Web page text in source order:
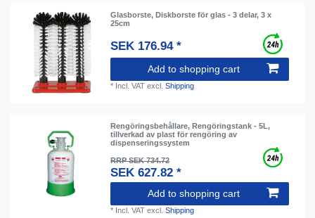
Glasborste, Diskborste för glas - 3 delar, 3 x
25cm
SEK 176.94 *
Add to shopping cart
* Incl. VAT excl.Shipping
Rengöringsbehållare, Rengöringstank - 5L,
tillverkad av plast för rengöring av
dispenseringssystem
RRP SEK 734.72
SEK 627.82 *
Add to shopping cart
* Incl. VAT excl.Shipping